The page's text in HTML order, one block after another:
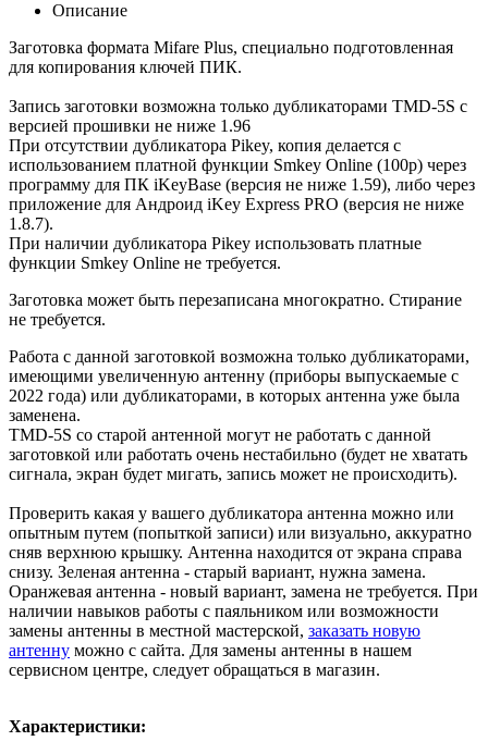
Описание
Заготовка формата Mifare Plus, специально подготовленная
для копирования ключей ПИК.
Запись заготовки возможна только дубликаторами TMD-5S с
версией прошивки не ниже 1.96
При отсутствии дубликатора Pikey, копия делается с
использованием платной функции Smkey Online (100р) через
программу для ПК iKeyBase (версия не ниже 1.59), либо через
приложение для Андроид iKey Express PRO (версия не ниже
1.8.7).
При наличии дубликатора Pikey использовать платные
функции Smkey Online не требуется.
Заготовка может быть перезаписана многократно. Стирание
не требуется.
Работа с данной заготовкой возможна только дубликаторами,
имеющими увеличенную антенну (приборы выпускаемые с
2022 года) или дубликаторами, в которых антенна уже была
заменена.
TMD-5S со старой антенной могут не работать с данной
заготовкой или работать очень нестабильно (будет не хватать
сигнала, экран будет мигать, запись может не происходить).
Проверить какая у вашего дубликатора антенна можно или
опытным путем (попыткой записи) или визуально, аккуратно
сняв верхнюю крышку. Антенна находится от экрана справа
снизу. Зеленая антенна - старый вариант, нужна замена.
Оранжевая антенна - новый вариант, замена не требуется. При
наличии навыков работы с паяльником или возможности
замены антенны в местной мастерской, заказать новую
антенну можно с сайта. Для замены антенны в нашем
сервисном центре, следует обращаться в магазин.
Характеристики: